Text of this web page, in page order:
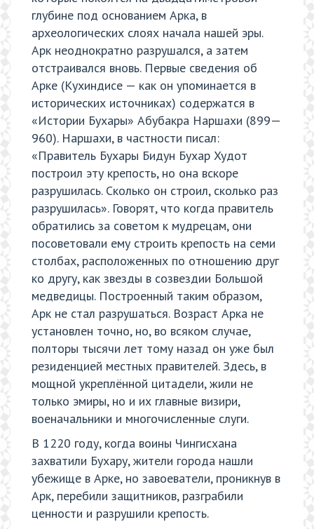
глубине под основанием Арка, в
археологических слоях начала нашей эры.
Арк неоднократно разрушался, а затем
отстраивался вновь. Первые сведения об
Арке (Кухиндисе — как он упоминается в
исторических источниках) содержатся в
«Истории Бухары» Абубакра Наршахи (899—
960). Наршахи, в частности писал:
«Правитель Бухары Бидун Бухар Худот
построил эту крепость, но она вскоре
разрушилась. Сколько он строил, сколько раз
разрушилась». Говорят, что когда правитель
обратились за советом к мудрецам, они
посоветовали ему строить крепость на семи
столбах, расположенных по отношению друг
ко другу, как звезды в созвездии Большой
медведицы. Построенный таким образом,
Арк не стал разрушаться. Возраст Арка не
установлен точно, но, во всяком случае,
полторы тысячи лет тому назад он уже был
резиденцией местных правителей. Здесь, в
мощной укреплённой цитадели, жили не
только эмиры, но и их главные визири,
военачальники и многочисленные слуги.
В 1220 году, когда воины Чингисхана
захватили Бухару, жители города нашли
убежище в Арке, но завоеватели, проникнув в
Арк, перебили защитников, разграбили
ценности и разрушили крепость.